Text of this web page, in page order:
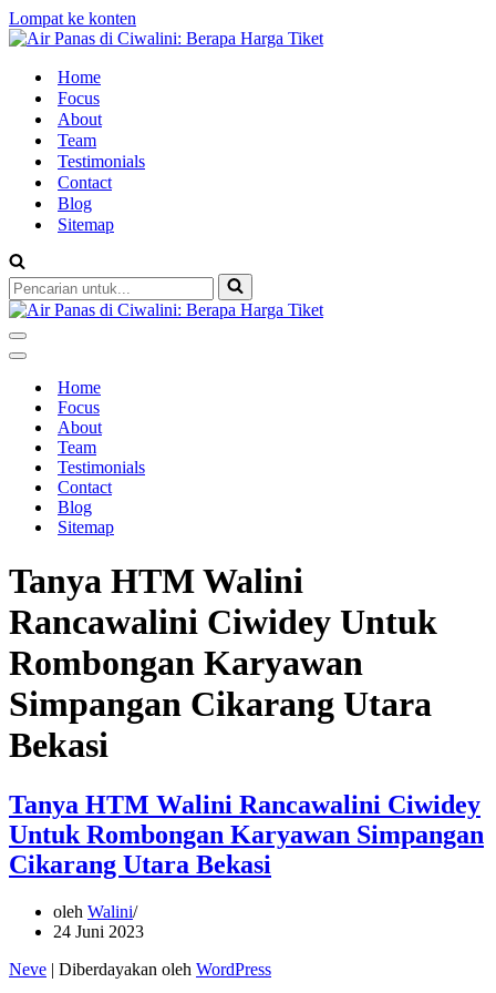
Lompat ke konten
Home
Focus
About
Team
Testimonials
Contact
Blog
Sitemap
Pencarian
untuk...
Menu
Navigasi
Menu
NavigasiHome
Focus
About
Team
Testimonials
Contact
Blog
Sitemap
Tanya HTM Walini
Rancawalini Ciwidey Untuk
Rombongan Karyawan
Simpangan Cikarang Utara
Bekasi
Tanya HTM Walini Rancawalini Ciwidey
Untuk Rombongan Karyawan Simpangan
Cikarang Utara Bekasi
oleh Walini
24 Juni 2023
Neve | Diberdayakan oleh WordPress